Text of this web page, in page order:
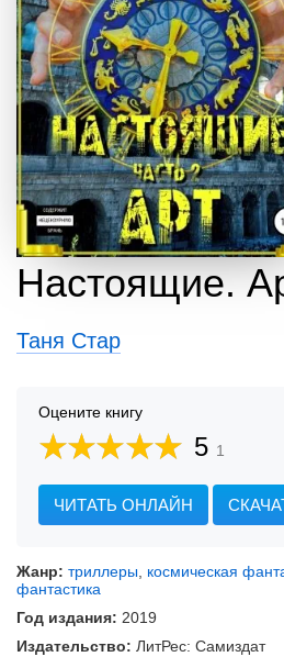
Настоящие.
Таня Стар
Оцените книгу
5 1
ЧИТАТЬ ОНЛАЙН
Жанр: триллеры, космическая
фантастика
Год издания: 2019
Издательство: ЛитРес: Самиздат